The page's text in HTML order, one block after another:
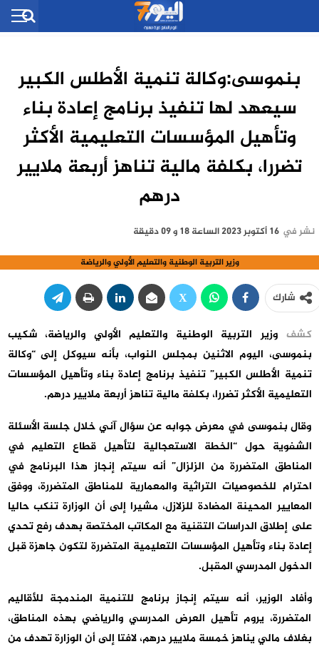
بنموسى:وكالة تنمية الأطلس الكبير
سيعهد لها تنفيذ برنامج إعادة بناء
وتأهيل المؤسسات التعليمية الأكثر
تضررا، بكلفة مالية تناهز أربعة ملايير
درهم
نشر في 16 أكتوبر 2023 الساعة 18 و 09 دقيقة
وزير التربية الوطنية والتعليم الأولي والرياضة
شارك
كشف وزير التربية الوطنية والتعليم الأولي والرياضة، شكيب
بنموسى، اليوم الاثنين بمجلس النواب، بأنه سيوكل إلى “وكالة
تنمية الأطلس الكبير” تنفيذ برنامج إعادة بناء وتأهيل المؤسسات
التعليمية الأكثر تضررا، بكلفة مالية تناهز أربعة ملايير درهم.
وقال بنموسى في معرض جوابه عن سؤال آني خلال جلسة الأسئلة
الشفوية حول “الخطة الاستعجالية لتأهيل قطاع التعليم في
المناطق المتضررة من الزلزال” أنه سيتم إنجاز هذا البرنامج في
احترام للخصوصيات التراثية والمعمارية للمناطق المتضررة، ووفق
المعايير المحينة المضادة للزلازل، مشيرا إلى أن الوزارة تنكب حاليا
على إطلاق الدراسات التقنية مع المكاتب المختصة بهدف رفع تحدي
إعادة بناء وتأهيل المؤسسات التعليمية المتضررة لتكون جاهزة قبل
الدخول المدرسي المقبل.
وأفاد الوزير، أنه سيتم إنجاز برنامج للتنمية المندمجة للأقاليم
المتضررة، يروم تأهيل العرض المدرسي والرياضي بهذه المناطق،
بغلاف مالي يناهز خمسة ملايير درهم، لافتا إلى أن الوزارة تهدف من